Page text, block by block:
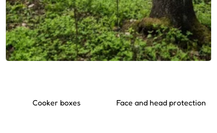
Cooker boxes Face and head protection